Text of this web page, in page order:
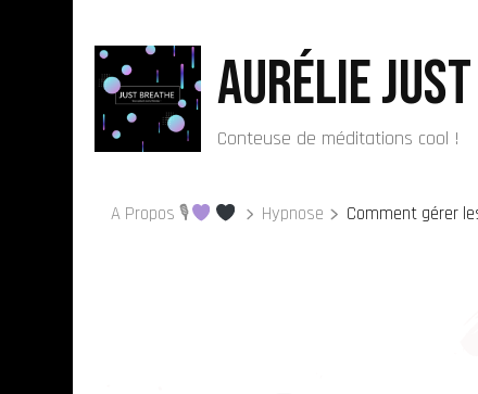
Aurélie
Conteuse de méditations cool !
A Propos 🎙 Hypnose Comment gérer